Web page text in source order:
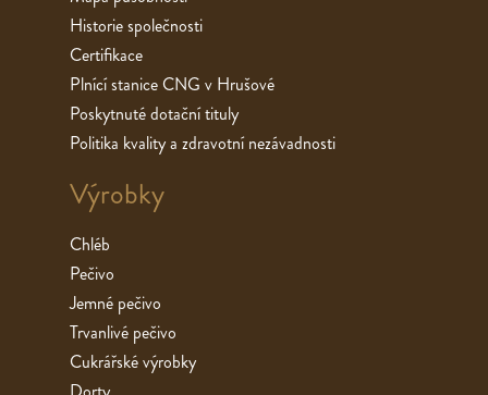
Historie společnosti
Certifikace
Plnící stanice CNG v Hrušové
Poskytnuté dotační tituly
Politika kvality a zdravotní nezávadnosti
Výrobky
Chléb
Pečivo
Jemné pečivo
Trvanlivé pečivo
Cukrářské výrobky